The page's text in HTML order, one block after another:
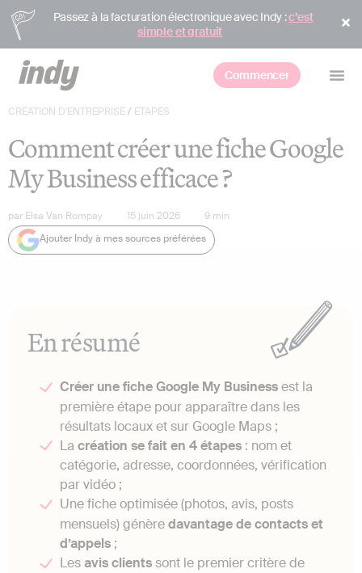
Passez à la facturation électronique avec Indy :c’est
simple et gratuit
Commencer
CRÉATION D'ENTREPRISE/ ETAPES
Comment créer une fiche Google
My Business efficace ?
par Elsa Van Rompay 15 juin 2026 9 min
Ajouter Indy à mes sources préférées
En résumé
Créer une fiche Google My Businessest la
première étape pour apparaître dans les
résultats locaux et sur Google Maps ;
La création se fait en 4 étapes : nom et
catégorie, adresse, coordonnées, vérification
par vidéo ;
Une fiche optimisée (photos, avis, posts
mensuels) génèredavantage de contacts et
d’appels ;
Lesavis clientssont le premier critère de